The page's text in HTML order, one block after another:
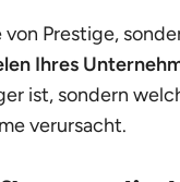
Prestige,
Ihres
ist, sondern
verursacht.